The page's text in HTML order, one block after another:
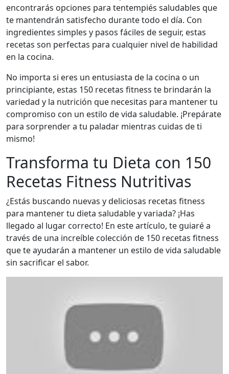
encontrarás opciones para tentempiés saludables que
te mantendrán satisfecho durante todo el día. Con
ingredientes simples y pasos fáciles de seguir, estas
recetas son perfectas para cualquier nivel de habilidad
en la cocina.
No importa si eres un entusiasta de la cocina o un
principiante, estas 150 recetas fitness te brindarán la
variedad y la nutrición que necesitas para mantener tu
compromiso con un estilo de vida saludable. ¡Prepárate
para sorprender a tu paladar mientras cuidas de ti
mismo!
Transforma tu Dieta con 150
Recetas Fitness Nutritivas
¿Estás buscando nuevas y deliciosas recetas fitness
para mantener tu dieta saludable y variada? ¡Has
llegado al lugar correcto! En este artículo, te guiaré a
través de una increíble colección de 150 recetas fitness
que te ayudarán a mantener un estilo de vida saludable
sin sacrificar el sabor.